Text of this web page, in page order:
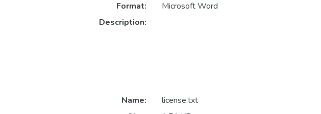
Format:
Microsoft Word
Description:
Name:
license.txt